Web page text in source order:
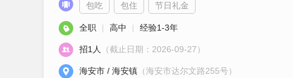
包吃 包住 节日礼金
全职 | 高中 | 经验1-3年
招1人 （截止日期：2026-09-27）
海安市 / 海安镇 （海安市达尔文路255号）